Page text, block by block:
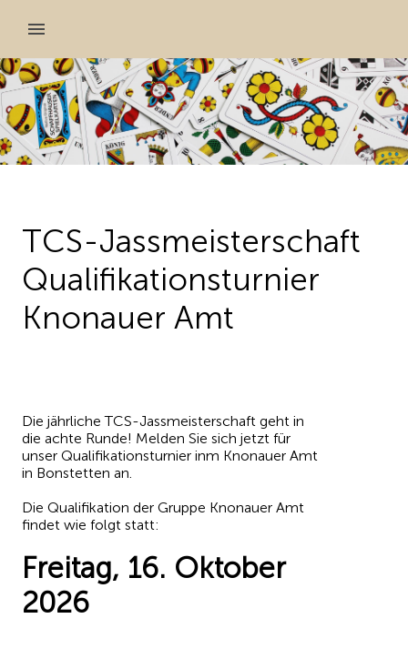
TCS-Jassmeisterschaft
Qualifikationsturnier
Knonauer Amt
Die jährliche TCS-Jassmeisterschaft geht in
die achte Runde! Melden Sie sich jetzt für
unser Qualifikationsturnier inm Knonauer Amt
in Bonstetten an.
Die Qualifikation der Gruppe Knonauer Amt
findet wie folgt statt:
Freitag, 16. Oktober
2026